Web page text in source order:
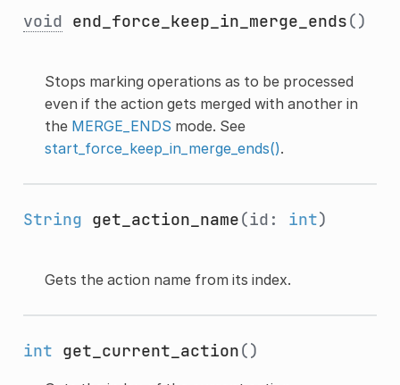
void end_force_keep_in_merge_ends()
Stops marking operations as to be processed
even if the action gets merged with another in
the MERGE_ENDS mode. See
start_force_keep_in_merge_ends().
String get_action_name(id: int)
Gets the action name from its index.
int get_current_action()